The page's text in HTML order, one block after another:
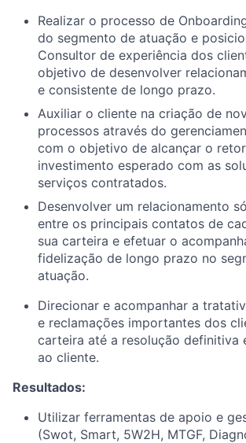
Realizar o processo de
do segmento de atuação e
Consultor de experiência dos
objetivo de desenvolver
e consistente de longo prazo.
Auxiliar o cliente na criação de
processos através do
com o objetivo de alcançar o
investimento esperado com as
serviços contratados.
Desenvolver um relacionamento
entre os principais contatos de
sua carteira e efetuar o
fidelização de longo prazo no
atuação.
Direcionar e acompanhar a
e reclamações importantes dos
carteira até a resolução definitiva
ao cliente.
Resultados:
Utilizar ferramentas de apoio e
(Swot, Smart, 5W2H, MTGF,